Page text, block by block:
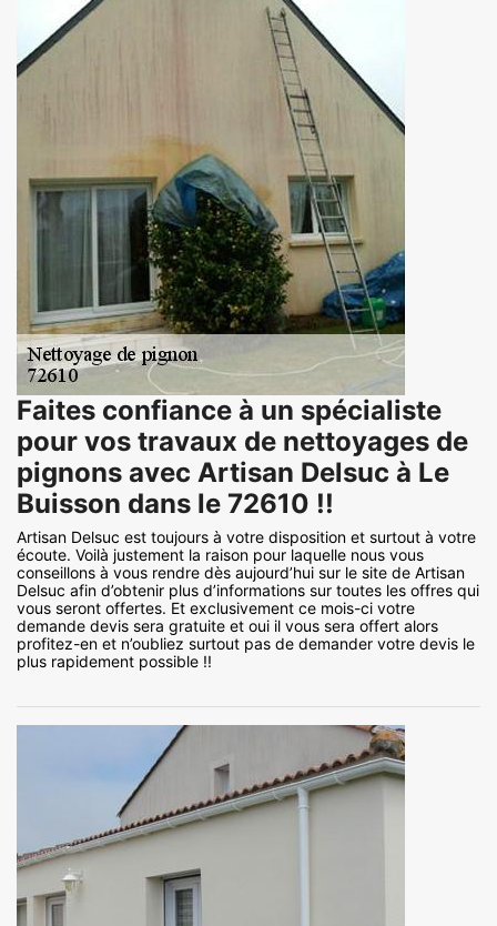
Faites confiance à un spécialiste
pour vos travaux de nettoyages de
pignons avec Artisan Delsuc à Le
Buisson dans le 72610 !!
Artisan Delsuc est toujours à votre disposition et surtout à votre
écoute. Voilà justement la raison pour laquelle nous vous
conseillons à vous rendre dès aujourd’hui sur le site de Artisan
Delsuc afin d’obtenir plus d’informations sur toutes les offres qui
vous seront offertes. Et exclusivement ce mois-ci votre
demande devis sera gratuite et oui il vous sera offert alors
profitez-en et n’oubliez surtout pas de demander votre devis le
plus rapidement possible !!